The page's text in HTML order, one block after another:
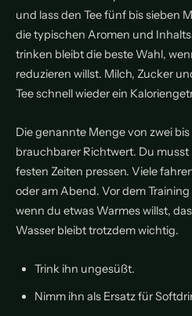
und lass den Tee fünf bis sieben
die typischen Aromen und
trinken bleibt die beste Wahl,
reduzieren willst. Milch, Zucker
Tee schnell wieder ein
Die genannte Menge von zwei bis
brauchbarer Richtwert. Du musst
festen Zeiten pressen. Viele
oder am Abend. Vor dem
wenn du etwas Warmes willst,
Wasser bleibt trotzdem wichtig.
Trink ihn ungesüßt.
Nimm ihn als Ersatz für